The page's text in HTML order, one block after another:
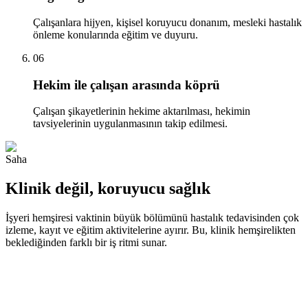
Çalışanlara hijyen, kişisel koruyucu donanım, mesleki hastalık
önleme konularında eğitim ve duyuru.
06
Hekim ile çalışan arasında köprü
Çalışan şikayetlerinin hekime aktarılması, hekimin
tavsiyelerinin uygulanmasının takip edilmesi.
Saha
Klinik değil, koruyucu sağlık
İşyeri hemşiresi vaktinin büyük bölümünü hastalık tedavisinden çok
izleme, kayıt ve eğitim aktivitelerine ayırır. Bu, klinik hemşirelikten
beklediğinden farklı bir iş ritmi sunar.